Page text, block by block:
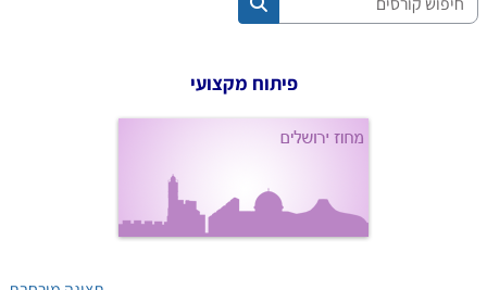
חיפוש קורסים
חיפוש קורסים
פיתוח מקצועי